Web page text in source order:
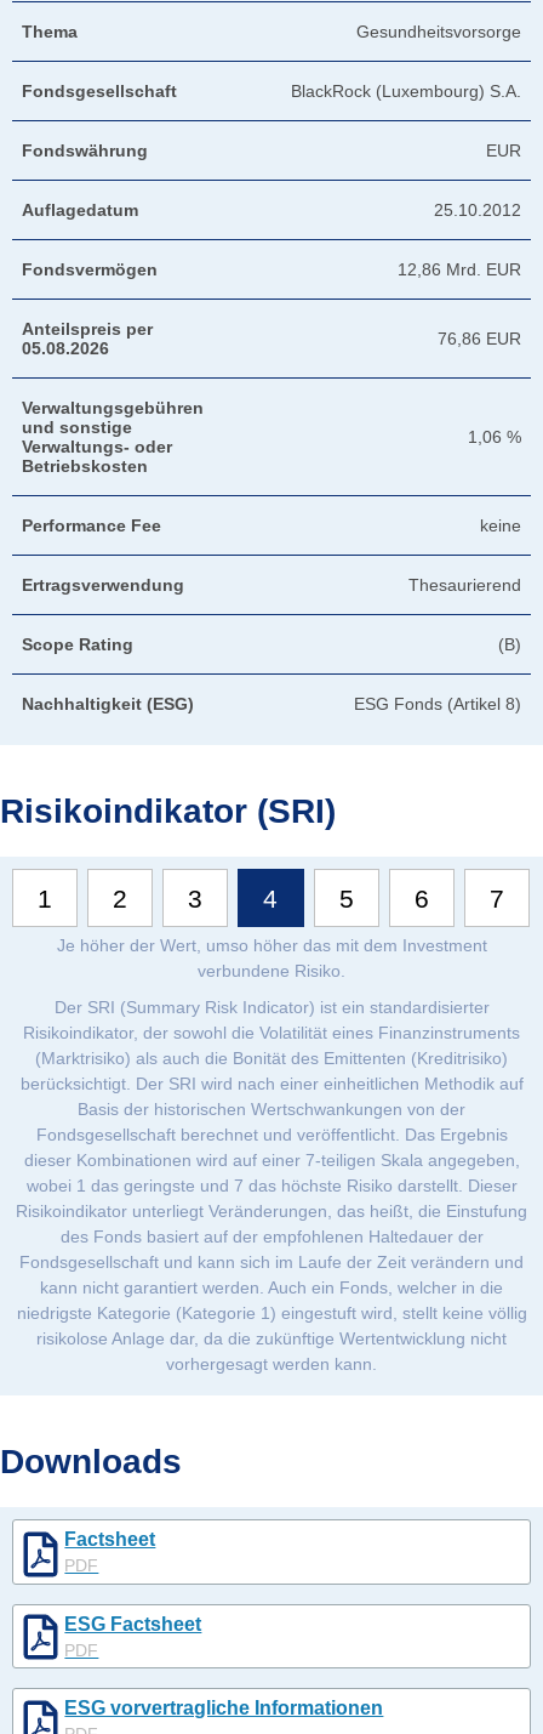
Thema Gesundheitsvorsorge
Fondsgesellschaft BlackRock (Luxembourg) S.A.
Fondswährung EUR
Auflagedatum 25.10.2012
Fondsvermögen 12,86 Mrd. EUR
Anteilspreis per
05.08.2026
76,86 EUR
Verwaltungsgebühren
und sonstige
Verwaltungs- oder
Betriebskosten
1,06 %
Performance Fee keine
Ertragsverwendung Thesaurierend
Scope Rating (B)
Nachhaltigkeit (ESG) ESG Fonds (Artikel 8)
Risikoindikator (SRI)
1 2 3 4 5 6 7
Je höher der Wert, umso höher das mit dem Investment
verbundene Risiko.
Der SRI (Summary Risk Indicator) ist ein standardisierter
Risikoindikator, der sowohl die Volatilität eines Finanzinstruments
(Marktrisiko) als auch die Bonität des Emittenten (Kreditrisiko)
berücksichtigt. Der SRI wird nach einer einheitlichen Methodik auf
Basis der historischen Wertschwankungen von der
Fondsgesellschaft berechnet und veröffentlicht. Das Ergebnis
dieser Kombinationen wird auf einer 7-teiligen Skala angegeben,
wobei 1 das geringste und 7 das höchste Risiko darstellt. Dieser
Risikoindikator unterliegt Veränderungen, das heißt, die Einstufung
des Fonds basiert auf der empfohlenen Haltedauer der
Fondsgesellschaft und kann sich im Laufe der Zeit verändern und
kann nicht garantiert werden. Auch ein Fonds, welcher in die
niedrigste Kategorie (Kategorie 1) eingestuft wird, stellt keine völlig
risikolose Anlage dar, da die zukünftige Wertentwicklung nicht
vorhergesagt werden kann.
Downloads
Factsheet
PDF
ESG Factsheet
PDF
ESG vorvertragliche Informationen